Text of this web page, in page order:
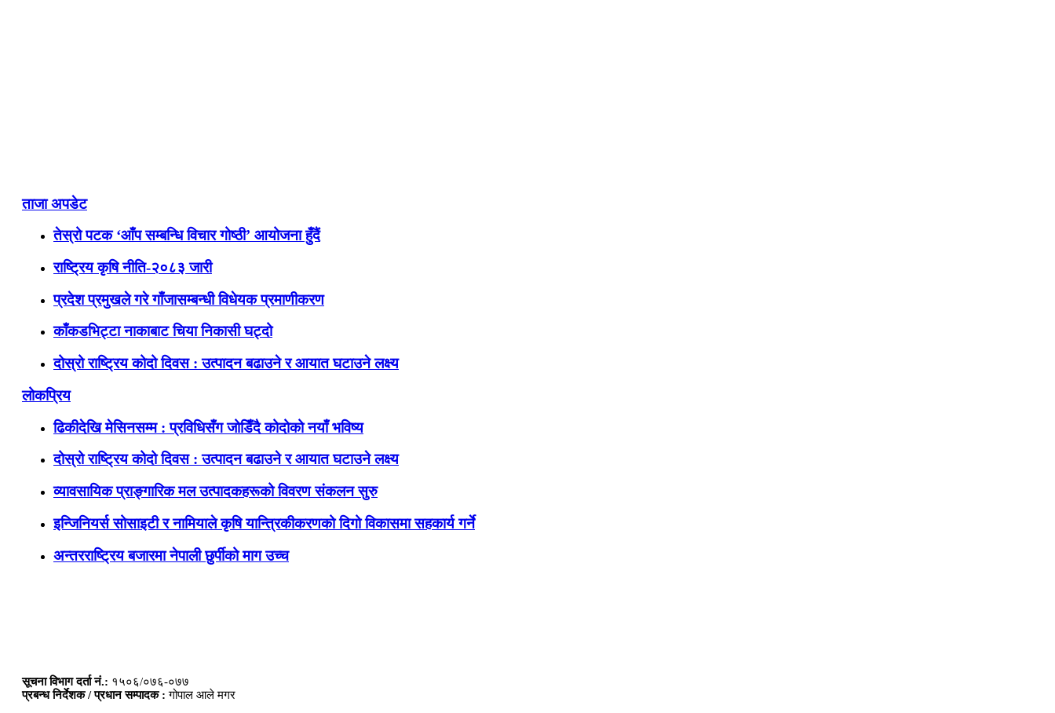
ताजा अपडेट
तेस्रो पटक ‘आँप सम्बन्धि विचार गोष्ठी’ आयोजना हुँदैं
राष्ट्रिय कृषि नीति-२०८३ जारी
प्रदेश प्रमुखले गरे गाँजासम्बन्धी विधेयक प्रमाणीकरण
काँकडभिट्टा नाकाबाट चिया निकासी घट्दो
दोस्रो राष्ट्रिय कोदो दिवस : उत्पादन बढाउने र आयात घटाउने लक्ष्य
लोकप्रिय
ढिकीदेखि मेसिनसम्म : प्रविधिसँग जोडिँदै कोदोको नयाँ भविष्य
दोस्रो राष्ट्रिय कोदो दिवस : उत्पादन बढाउने र आयात घटाउने लक्ष्य
व्यावसायिक प्राङ्गारिक मल उत्पादकहरूको विवरण संकलन सुरु
इन्जिनियर्स सोसाइटी र नामियाले कृषि यान्त्रिकीकरणको दिगो विकासमा सहकार्य गर्ने
अन्तरराष्ट्रिय बजारमा नेपाली छुर्पीको माग उच्च
सूचना विभाग दर्ता नं.: १५०६/०७६-०७७
प्रबन्ध निर्देशक / प्रधान सम्पादक : गोपाल आले मगर